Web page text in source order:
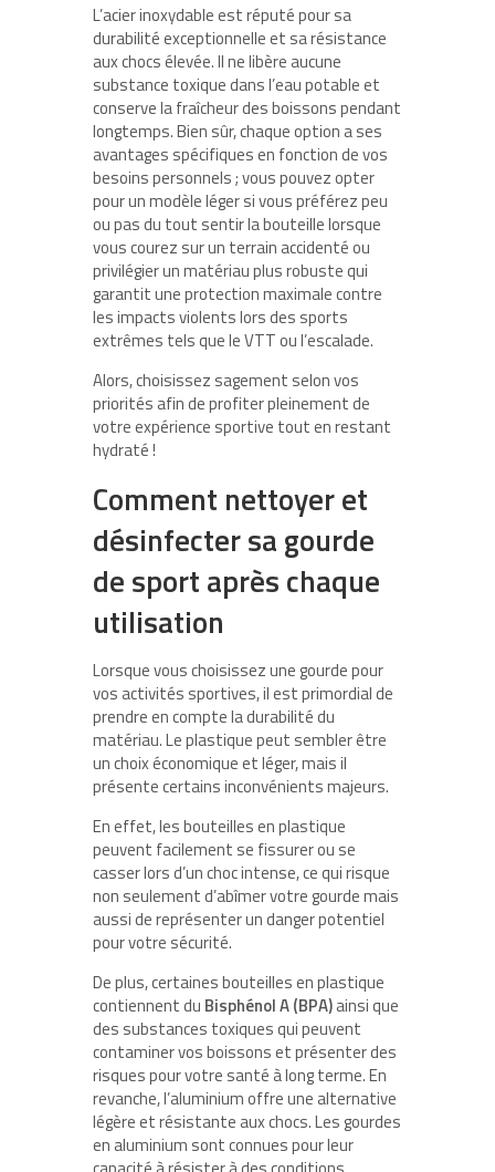
L’acier inoxydable est réputé pour sa
durabilité exceptionnelle et sa résistance
aux chocs élevée. Il ne libère aucune
substance toxique dans l’eau potable et
conserve la fraîcheur des boissons pendant
longtemps. Bien sûr, chaque option a ses
avantages spécifiques en fonction de vos
besoins personnels ; vous pouvez opter
pour un modèle léger si vous préférez peu
ou pas du tout sentir la bouteille lorsque
vous courez sur un terrain accidenté ou
privilégier un matériau plus robuste qui
garantit une protection maximale contre
les impacts violents lors des sports
extrêmes tels que le VTT ou l’escalade.
Alors, choisissez sagement selon vos
priorités afin de profiter pleinement de
votre expérience sportive tout en restant
hydraté !
Comment nettoyer et
désinfecter sa gourde
de sport après chaque
utilisation
Lorsque vous choisissez une gourde pour
vos activités sportives, il est primordial de
prendre en compte la durabilité du
matériau. Le plastique peut sembler être
un choix économique et léger, mais il
présente certains inconvénients majeurs.
En effet, les bouteilles en plastique
peuvent facilement se fissurer ou se
casser lors d’un choc intense, ce qui risque
non seulement d’abîmer votre gourde mais
aussi de représenter un danger potentiel
pour votre sécurité.
De plus, certaines bouteilles en plastique
contiennent du Bisphénol A (BPA)ainsi que
des substances toxiques qui peuvent
contaminer vos boissons et présenter des
risques pour votre santé à long terme. En
revanche, l’aluminium offre une alternative
légère et résistante aux chocs. Les gourdes
en aluminium sont connues pour leur